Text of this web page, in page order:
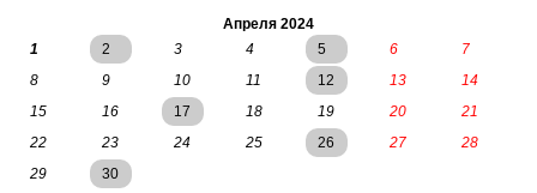
Апреля 2024
1
2 3 4 5 6
7
8
9 10 11 12 13
14
15
16 17 18 19 20
21
22
23 24 25 26 27
28
29
30